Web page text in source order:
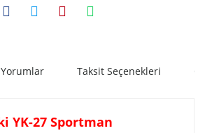
Yorumlar Taksit Seçenekleri
YK-27 Sportman